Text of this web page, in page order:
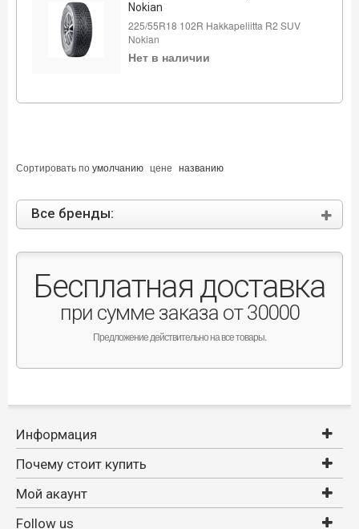
Nokian
225/55R18 102R Hakkapeliitta R2 SUV
Nokian
Нет в наличии
Сортировать поумолчанию цене названию
Все бренды:
Бесплатная доставка
при сумме заказа от 30000
Предложение действительно на все товары.
Информация
Почему стоит купить
Мой акаунт
Follow us